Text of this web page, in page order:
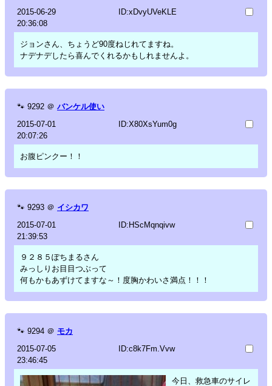
2015-06-29
20:36:08
ID:xDvyUVeKLE
ジョンさん、ちょうど90度ねじれてますね。
ナデナデしたら喜んでくれるかもしれませんよ。
🐾 9292 ＠ バンケル使い
2015-07-01
20:07:26
ID:X80XsYum0g
お腹ピンクー！！
🐾 9293 ＠ イシカワ
2015-07-01
21:39:53
ID:HScMqnqivw
９２８５ぽちまるさん
みっしりお目目つぶって
何もかもあずけてますな～！度胸かわいさ満点！！！
🐾 9294 ＠ モカ
2015-07-05
23:46:45
ID:c8k7Fm.Vvw
今日、救急車のサイレ